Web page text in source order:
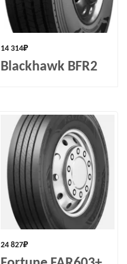
14 314₽
Blackhawk BFR2
24 827₽